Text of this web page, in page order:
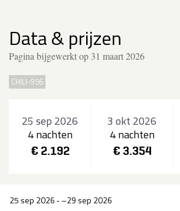
Data & prijzen
Pagina bijgewerkt op 31 maart 2026
CHILI-956
25 sep 2026
4 nachten
€ 2.192
3 okt 2026
4 nachten
€ 3.354
25 sep 2026‐ 29 sep 2026